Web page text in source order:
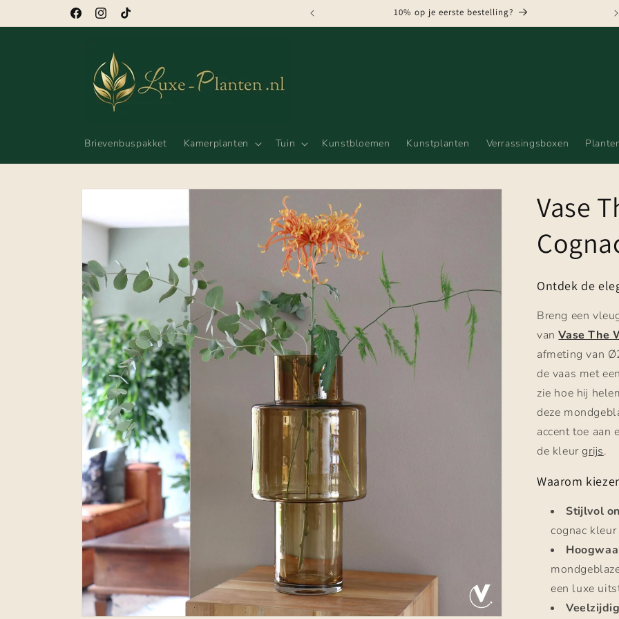
content
FacebookInstagram
TikTok
GRATIS VERZENDING VANAF € 75,-
Brievenbuspakket Kamerplanten Tuin Kunstbloemen Kunstplanten Verrassingsboxen
Vase
Ontdek de
Breng een
vanVase The
afmeting van
de vaas met
zie hoe hij
deze
accent toe aan
de kleurgrijs.
Waarom
Stijlvol
cognac
een luxe